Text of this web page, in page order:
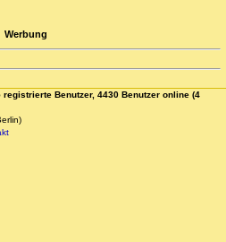
Werbung
Benutzer, 4430 Benutzer online (4